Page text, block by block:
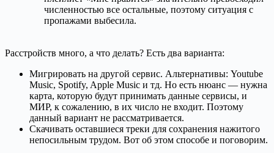
численностью все остальные, поэтому ситуация с
пропажами выбесила.
Расстройств много, а что делать? Есть два варианта:
Мигрировать на другой сервис. Альтернативы: Youtube
Music, Spotify, Apple Music и тд. Но есть нюанс — нужна
карта, которую будут принимать данные сервисы, и
МИР, к сожалению, в их число не входит. Поэтому
данный вариант не рассматривается.
Скачивать оставшиеся треки для сохранения нажитого
непосильным трудом. Вот об этом способе и поговорим.